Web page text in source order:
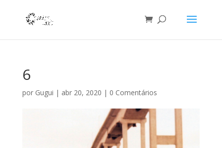
6
por Gugui | abr 20, 2020 | 0 Comentários